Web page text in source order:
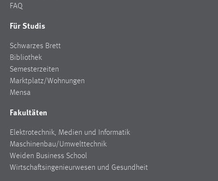
FAQ
Für Studis
Schwarzes Brett
Bibliothek
Semesterzeiten
Marktplatz/Wohnungen
Mensa
Fakultäten
Elektrotechnik, Medien und Informatik
Maschinenbau/Umwelttechnik
Weiden Business School
Wirtschaftsingenieurwesen und Gesundheit